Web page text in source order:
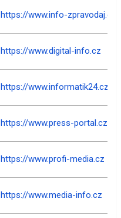
https://www.info-zpravodaj.cz
https://www.digital-info.cz
https://www.informatik24.cz
https://www.press-portal.cz
https://www.profi-media.cz
https://www.media-info.cz